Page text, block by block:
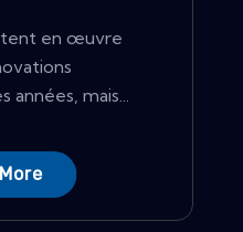
en œuvre
mais...